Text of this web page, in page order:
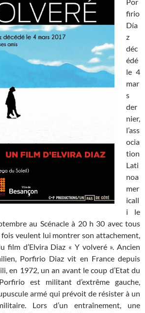
firio
Día
z
déc
édé
le 4
mar
s
der
nier,
l’ass
ocia
tion
Lati
noa
mer
icall
i le
au Scénacle à 20 h 30 avec tous
veulent lui montrer son attachement,
film d’Elvira Diaz « Y volveré ». Ancien
Porfirio Diaz vit en France depuis
en 1972, un an avant le coup d’Etat du
est militant d’extrême gauche,
armé qui prévoit de résister à un
Lors d’un entraînement, une